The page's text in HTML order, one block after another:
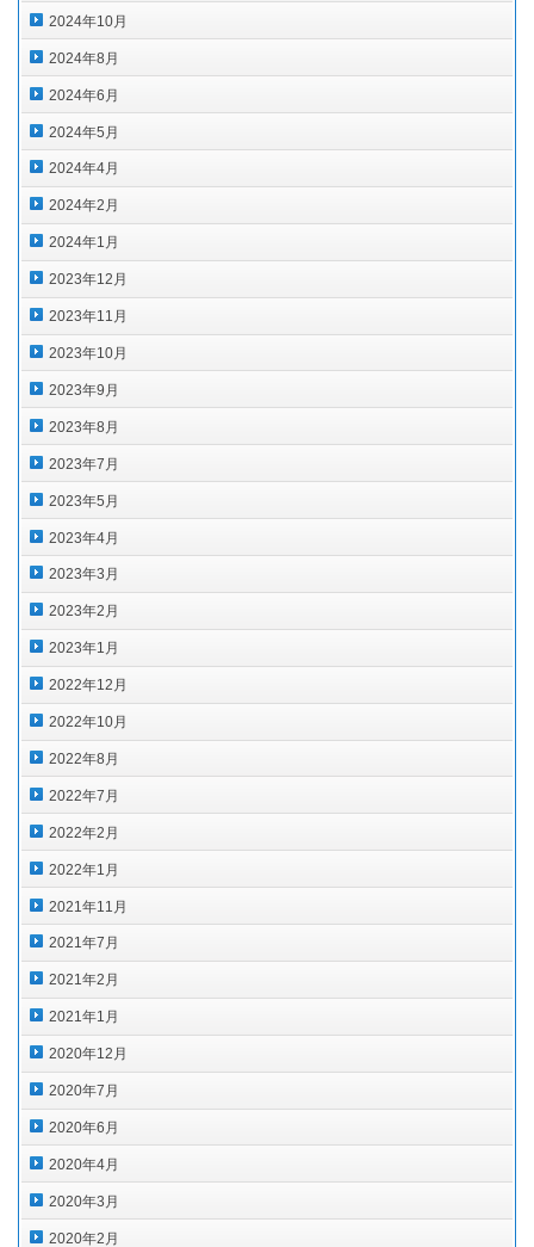
2024年10月
2024年8月
2024年6月
2024年5月
2024年4月
2024年2月
2024年1月
2023年12月
2023年11月
2023年10月
2023年9月
2023年8月
2023年7月
2023年5月
2023年4月
2023年3月
2023年2月
2023年1月
2022年12月
2022年10月
2022年8月
2022年7月
2022年2月
2022年1月
2021年11月
2021年7月
2021年2月
2021年1月
2020年12月
2020年7月
2020年6月
2020年4月
2020年3月
2020年2月